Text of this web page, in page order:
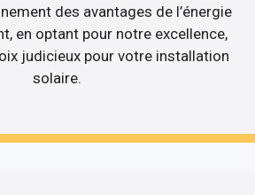
des avantages de l’énergie
en optant pour notre excellence,
judicieux pour votre installation
solaire.